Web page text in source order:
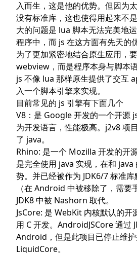
手动管理
自动管理
多线程
Java 调用 Js
Js 调用 Java （注册 Java 回调）
接口方式
反射方式
无需注册
入而生，这是他的优势。但因为
没有标准库，这也使得用起来不
大的问题是 lua 脚本无法完美地
程序中，而 js 在这方面有先天的优
为了更加紧密地结合原生应用，
webview，而是程序本身与脚本
js 不像 lua 那样原生提供了交互
入一个脚本引擎来实现。
目前常见的 js 引擎有下面几个
V8 ：是 Google 开发的一个开源
为开发语言，性能极高。 j2v8项
了 java。
Rhino: 是一个 Mozilla 开发的开
是完全使用 java 实现，在和 java
势。并已经被作为 JDK6/7 标准库
（在 Android 中被移除了，需要
JDK8 中被 Nashorn 取代。
JsCore: 是 WebKit 内核默认的开
用 C 开发。AndroidJSCore通过
Android，但是此项目已停止维
LiquidCore。